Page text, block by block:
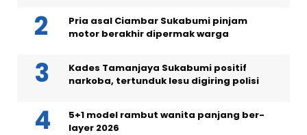
Pria asal Ciambar Sukabumi pinjam
motor berakhir dipermak warga
Kades Tamanjaya Sukabumi positif
narkoba, tertunduk lesu digiring polisi
5+1 model rambut wanita panjang ber-
layer 2026